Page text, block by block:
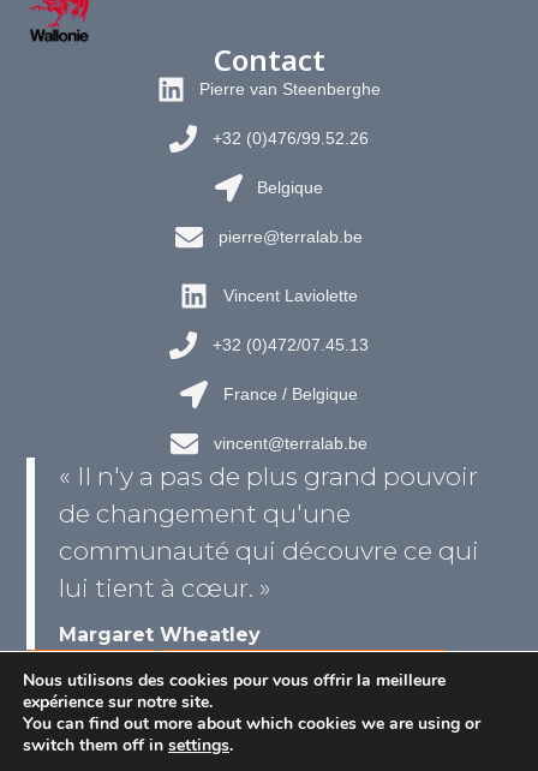
Contact
Pierre van Steenberghe
+32 (0)476/99.52.26
Belgique
pierre@terralab.be
Vincent Laviolette
+32 (0)472/07.45.13
France / Belgique
vincent@terralab.be
« Il n'y a pas de plus grand pouvoir
de changement qu'une
communauté qui découvre ce qui
lui tient à cœur. »
Margaret Wheatley
Agenda S'inscrire à la newsletter
Nous utilisons des cookies pour vous offrir la meilleure
expérience sur notre site.
You can find out more about which cookies we are using or
switch them off in settings.